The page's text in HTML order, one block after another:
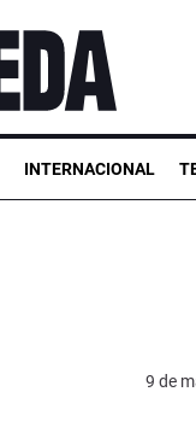
INTERNACIONAL
9 de